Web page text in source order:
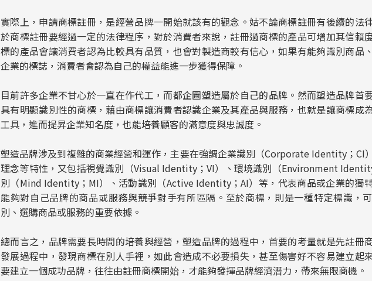
實際上，申請商標註冊，是經營品牌一開始就該有的觀念。姑不論商標註冊有後續的法
於商標註冊要經過一定的法律程序，對於消費者來說，註冊過商標的產品可增加其信賴
標的產品會讓消費者認為比較具有品質，也會對製造商較有信心，如果有能夠識別商品
企業的標誌，消費者會認為自己的權益能進一步獲得保障。
目前許多企業不甘心於一直在作代工，而都企圖塑造屬於自己的品牌。然而塑造品牌首
具有明顯識別性的商標，藉由商標讓消費者認識企業及其產品與服務，也就是讓商標成
工具，進而提昇企業知名度，也能培養顧客的滿意度與忠誠度。
塑造品牌涉及到複雜的商業經營和運作，主要在強調企業識別（Corporate Identity；CI
理念等特性，又包括視覺識別（Visual Identity；VI）、環境識別（Environment
別（Mind Identity；MI）、活動識別（Active Identity；AI）等，代表商品或企業的獨
能夠對自己品牌的商品或服務與競爭對手有所區隔。至於商標，則是一種特定標識，
別、選購商品或服務的重要依據。
總而言之，品牌需要長時間的培養與經營，塑造品牌的過程中，首要的考量就是先註冊
發展過程中，發現商標在別人手裡，如此會造成不必要損失，甚至傷害好不容易建立起
要建立一個成功品牌，往往由註冊商標開始，才能夠發揮品牌經濟潛力，帶來無限商機。